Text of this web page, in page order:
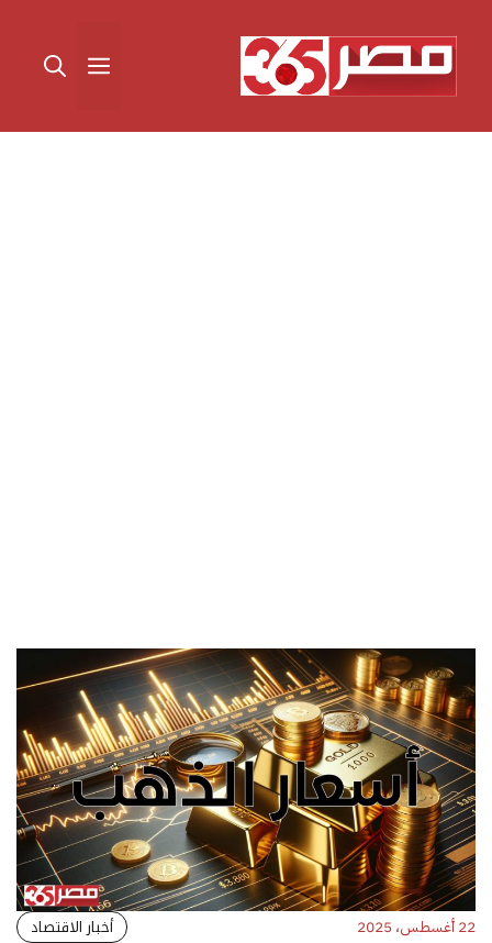
المحتوى القائمة
22 أغسطس، 2025 أخبار الاقتصاد